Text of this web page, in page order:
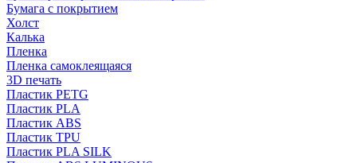
Бумага с покрытием
Холст
Калька
Пленка
Пленка самоклеящаяся
3D печать
Пластик PETG
Пластик PLA
Пластик ABS
Пластик TPU
Пластик PLA SILK